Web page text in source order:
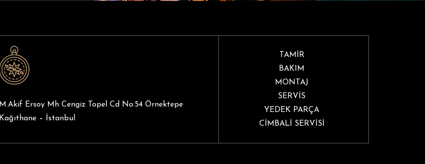
M.Akif Ersoy Mh Cengiz Topel Cd No:54 Örnektepe
Kağıthane – İstanbul
TAMİR
BAKIM
MONTAJ
SERVİS
YEDEK PARÇA
CİMBALİ SERVİSİ